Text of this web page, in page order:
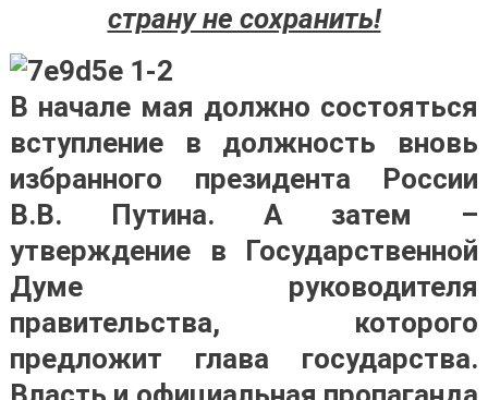
страну не сохранить!
В начале мая должно состояться
вступление в должность вновь
избранного президента России
В.В. Путина. А затем –
утверждение в Государственной
Думе руководителя
правительства, которого
предложит глава государства.